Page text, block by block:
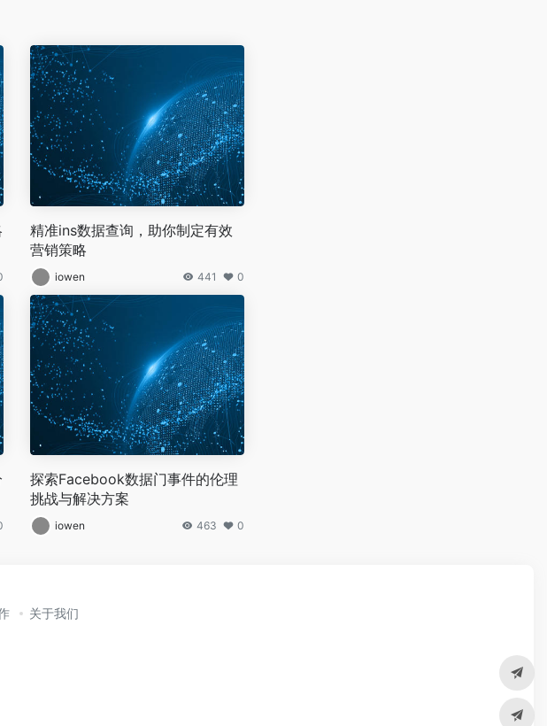
精准ins数据查询，助你制定有效
营销策略
iowen 441 0
探索Facebook数据门事件的伦理
挑战与解决方案
iowen 463 0
关于我们